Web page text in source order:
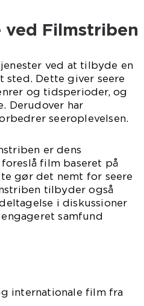
Filmstriben
ved at tilbyde en
Dette giver seere
og tidsperioder, og
Derudover har
seeroplevelsen.
er dens
film baseret på
gør det nemt for seere
tilbyder også
i diskussioner
samfund
internationale film fra